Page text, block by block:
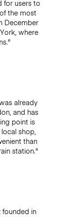
for users to
the most
December
where
already
and has
point is
shop,
than
station."
in